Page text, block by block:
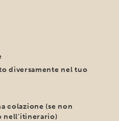
diversamente nel tuo
colazione (se non
nell'itinerario)